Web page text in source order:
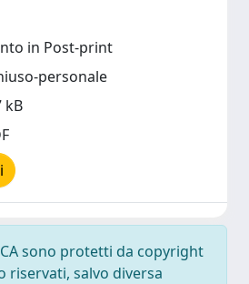
in Post-print
personale
kB
sono protetti da copyright
riservati, salvo diversa